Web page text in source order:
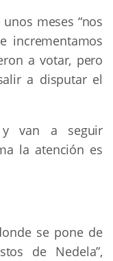
meses “nos
incrementamos
a votar, pero
a disputar el
y van a seguir
la atención es
se pone de
de Nedela”,